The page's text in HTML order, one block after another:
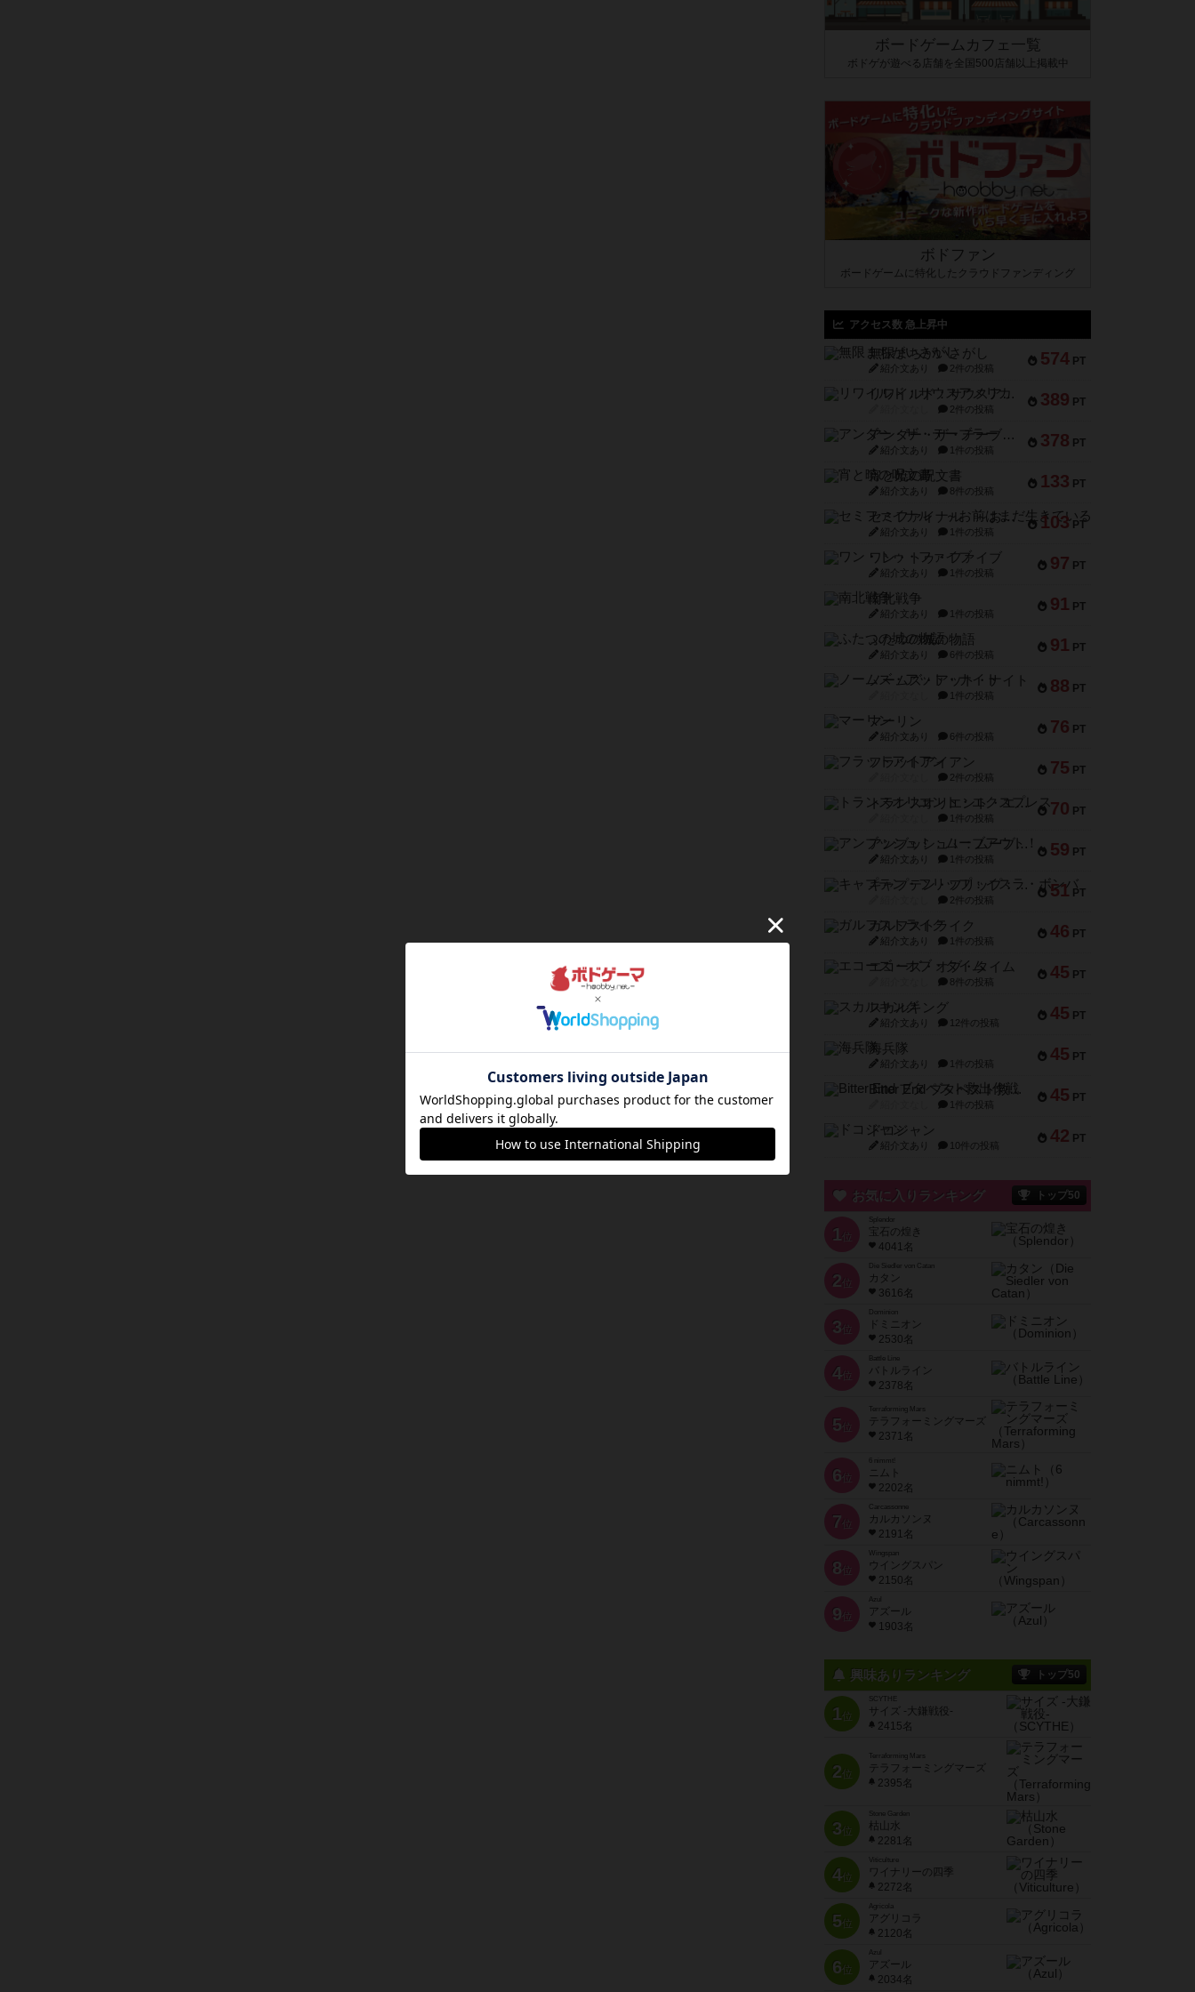
ボードゲームカフェ一覧
ボドゲが遊べる店舗を全国500店舗以上掲載中
ボドファン
ボードゲームに特化したクラウドファンディング
アクセス数 急上昇中
574 PT
無限まちがいさがし
紹介文あり 2件の投稿
389 PT
リワイルド：サウスアメリカ
2件の投稿
378 PT
アンダー・ザ・テーブラー
紹介文あり 1件の投稿
133 PT
宵と暁の呪文書
紹介文あり 8件の投稿
103 PT
セミファイナル ～お前はまだ生きている～
紹介文あり 1件の投稿
97 PT
ワン・トゥ・ファイブ
紹介文あり 1件の投稿
91 PT
南北戦争
紹介文あり 1件の投稿
91 PT
ふたつの城の物語
紹介文あり 6件の投稿
88 PT
ノームズ・アット・ナイト
1件の投稿
76 PT
マーリン
紹介文あり 6件の投稿
75 PT
フラットアイアン
2件の投稿
70 PT
トランスオリエント・エクスプレス
1件の投稿
59 PT
アンブッシュ！：ムーブアウト！
紹介文あり 1件の投稿
51 PT
キャプテン・フリップ：イスラ・ボンバ
2件の投稿
46 PT
ガルフストライク
紹介文あり 1件の投稿
45 PT
エコーズ・オブ・タイム
8件の投稿
45 PT
スカルキング
紹介文あり 12件の投稿
45 PT
海兵隊
紹介文あり 1件の投稿
45 PT
Bitter End ブタペスト救出作戦
1件の投稿
42 PT
ドコジャン
紹介文あり 10件の投稿
お気に入りランキング トップ50
1 位
宝石の煌き
4041名
2 位
Die Siedler von Catan
カタン
3616名
3 位
ドミニオン
2530名
4位
Battle Line
バトルライン
2378名
5 位
Terraforming Mars
テラフォーミングマーズ
2371名
6 位
ニムト
2202名
7 位
Carcassonne
カルカソンヌ
2191名
8 位
Wingspan
ウイングスパン
2150名
9 位
Azul
アズール
1903名
興味ありランキング トップ50
1位
SCYTHE
サイズ -大鎌戦役-
2415名
2位
Terraforming Mars
テラフォーミングマーズ
2395名
3位
Stone Garden
枯山水
2281名
4位
Viticulture
ワイナリーの四季
2272名
5位
Agricola
アグリコラ
2120名
6位
Azul
アズール
2034名